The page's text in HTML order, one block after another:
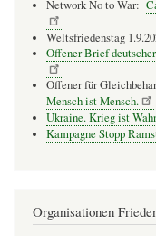
Network No to War:
Weltsfriedenstag
Offener Brief
Offener für
Mensch ist Mensch.
Ukraine. Krieg ist
Kampagne Stopp
Organisationen